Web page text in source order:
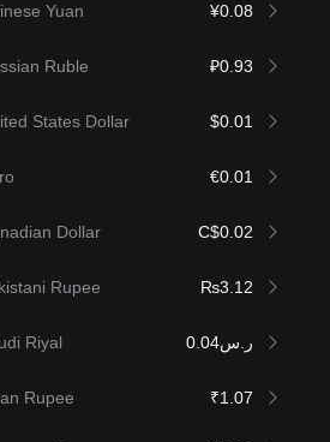
Yuan ¥0.08
Ruble ₽0.93
States Dollar $0.01
€0.01
Dollar C$0.02
Rupee ₨3.12
Riyal ر.س0.04
Rupee ₹1.07